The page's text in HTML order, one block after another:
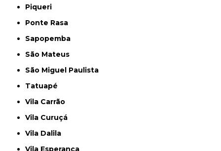
Piqueri
Ponte Rasa
Sapopemba
São Mateus
São Miguel Paulista
Tatuapé
Vila Carrão
Vila Curuçá
Vila Dalila
Vila Esperança